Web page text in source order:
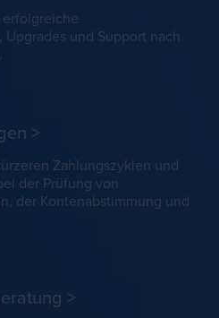
und Support nach
>
Zahlungszyklen und
der Prüfung von
der Kontenabstimmung und
>